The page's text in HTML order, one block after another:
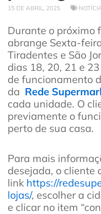
15 DE ABRIL, 2025
Durante o próximo
abrange Sexta-
Tiradentes e São
dias 18, 20, 21 e
de funcionamento
da Rede
cada unidade. O
previamente o
perto de sua casa.
Para mais
desejada, o cliente
link https://
lojas/, escolher a
e clicar no item